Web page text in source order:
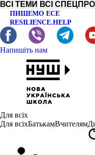
ВСІ ТЕМИ ВСІ
ПИШЕМО ЕСЕ
RESILIENCE.HELP
Напишіть нам
Для всіх
Для всіхБатькамВчителям